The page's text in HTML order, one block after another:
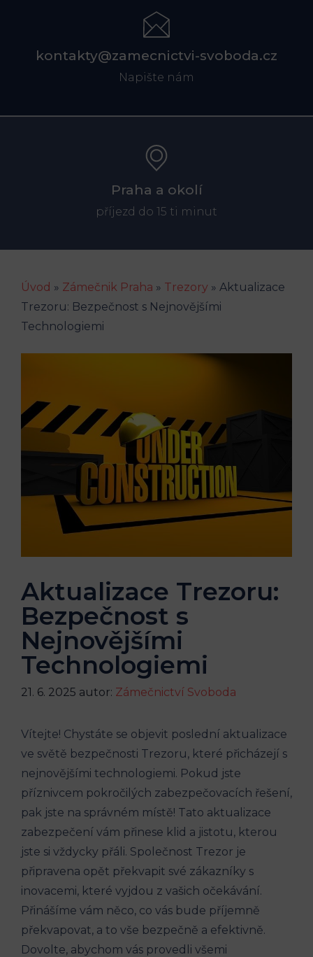
kontakty@zamecnictvi-svoboda.cz
Napište nám
Praha a okolí
příjezd do 15 ti minut
Úvod » Zámečnik Praha » Trezory » Aktualizace
Trezoru: Bezpečnost s Nejnovějšími
Technologiemi
Aktualizace Trezoru:
Bezpečnost s
Nejnovějšími
Technologiemi
21. 6. 2025 autor: Zámečnictví Svoboda
Vítejte! Chystáte se objevit poslední aktualizace
ve světě bezpečnosti Trezoru, které přicházejí s
nejnovějšími technologiemi. Pokud jste
příznivcem pokročilých zabezpečovacích řešení,
pak jste na správném místě! Tato aktualizace
zabezpečení vám přinese klid a jistotu, kterou
jste si vždycky přáli. Společnost Trezor je
připravena opět překvapit své zákazníky s
inovacemi, které vyjdou z vašich očekávání.
Přinášíme vám něco, co vás bude příjemně
překvapovat, a to vše bezpečně a efektivně.
Dovolte, abychom vás provedli všemi